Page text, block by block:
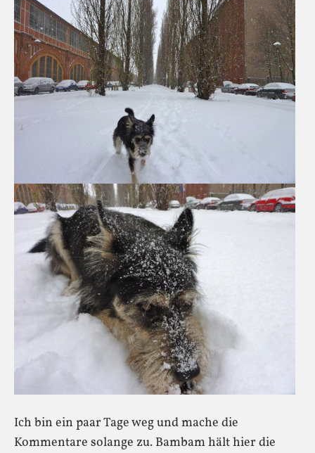
Ich bin ein paar Tage weg und mache die
Kommentare solange zu. Bambam hält hier die